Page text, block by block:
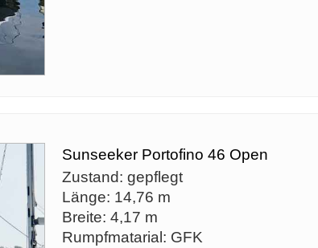
Sunseeker Portofino 46 Open
Zustand: gepflegt
Länge: 14,76 m
Breite: 4,17 m
Rumpfmatarial: GFK